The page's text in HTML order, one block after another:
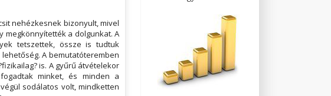
nehézkesnek bizonyult, mivel
megkönnyítették a dolgunkat. A
tetszettek, össze is tudtuk
A bemutatóteremben
is. A gyűrű átvételekor
minket, és minden a
sodálatos volt, mindketten